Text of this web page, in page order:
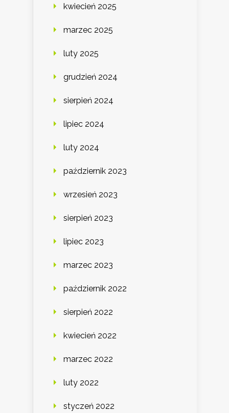
kwiecień 2025
marzec 2025
luty 2025
grudzień 2024
sierpień 2024
lipiec 2024
luty 2024
październik 2023
wrzesień 2023
sierpień 2023
lipiec 2023
marzec 2023
październik 2022
sierpień 2022
kwiecień 2022
marzec 2022
luty 2022
styczeń 2022